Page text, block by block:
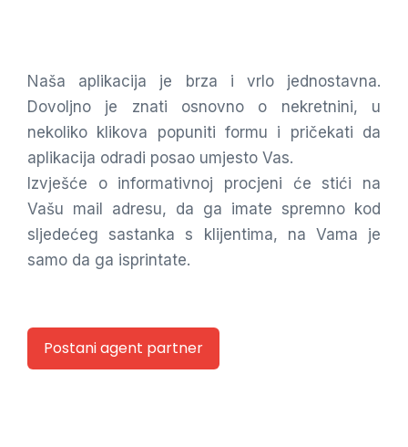
Naša aplikacija je brza i vrlo jednostavna.
Dovoljno je znati osnovno o nekretnini, u
nekoliko klikova popuniti formu i pričekati da
aplikacija odradi posao umjesto Vas.
Izvješće o informativnoj procjeni će stići na
Vašu mail adresu, da ga imate spremno kod
sljedećeg sastanka s klijentima, na Vama je
samo da ga isprintate.
Postani agent partner